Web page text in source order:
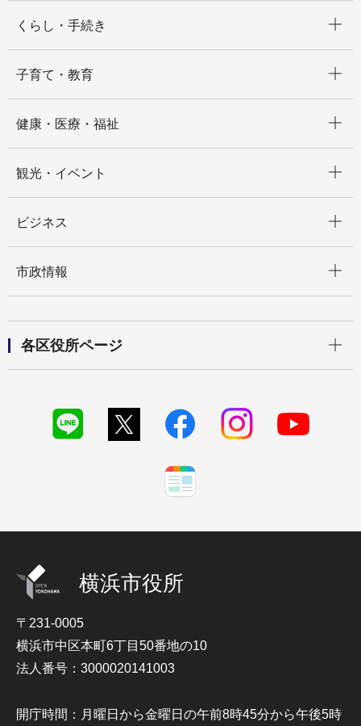
くらし・手続き
子育て・教育
健康・医療・福祉
観光・イベント
ビジネス
市政情報
各区役所ページ
横浜市役所
〒231-0005
横浜市中区本町6丁目50番地の10
法人番号：3000020141003
開庁時間：月曜日から金曜日の午前8時45分から午後5時